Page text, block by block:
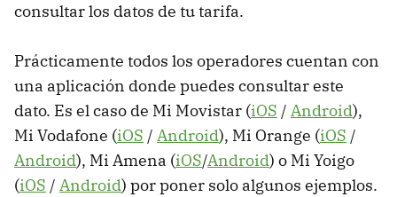
consultar los datos de tu tarifa.
Prácticamente todos los operadores cuentan con
una aplicación donde puedes consultar este
dato. Es el caso de Mi Movistar (iOS / Android),
Mi Vodafone (iOS / Android), Mi Orange (iOS /
Android), Mi Amena (iOS/Android) o Mi Yoigo
(iOS / Android) por poner solo algunos ejemplos.